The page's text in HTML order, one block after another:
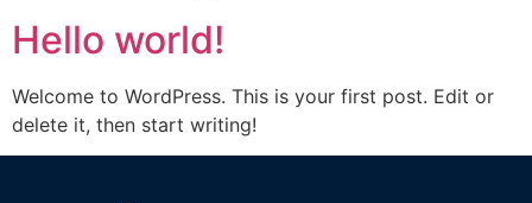
Hello world!
Welcome to WordPress. This is your first post. Edit or
delete it, then start writing!